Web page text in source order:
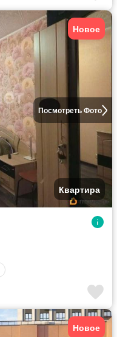
Посмотреть Фото
Новое
Квартира
Новое